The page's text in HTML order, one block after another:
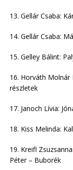
13. Gellár Csaba:
14. Gellár Csaba:
15. Gelley Bálint:
16. Horváth Molnár
részletek
17. Janoch Lívia:
18. Kiss Melinda:
19. Kreifl
Péter – Buborék